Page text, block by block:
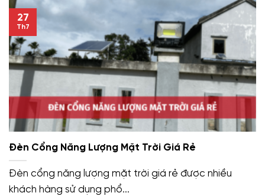
Đèn Cổng Năng Lượng Mặt Trời Giá Rẻ
Đèn cổng năng lượng mặt trời giá rẻ được nhiều
khách hàng sử dụng phổ...
27
Th7